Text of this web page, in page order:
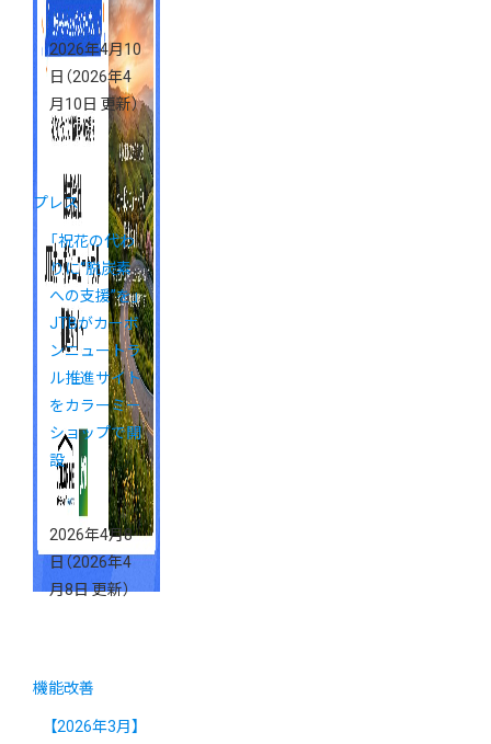
2026年4月10
日 （2026年4
月10日 更新）
プレス
「祝花の代わ
りに“脱炭素
への支援”を」
JTBがカーボ
ンニュートラ
ル推進サイト
をカラーミー
ショップで開
設
2026年4月8
日 （2026年4
月8日 更新）
機能改善
【2026年3月】